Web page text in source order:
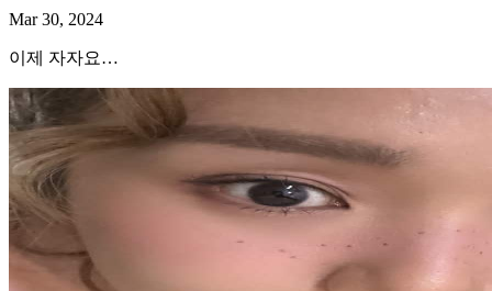
Mar 30, 2024
이제 자자요…